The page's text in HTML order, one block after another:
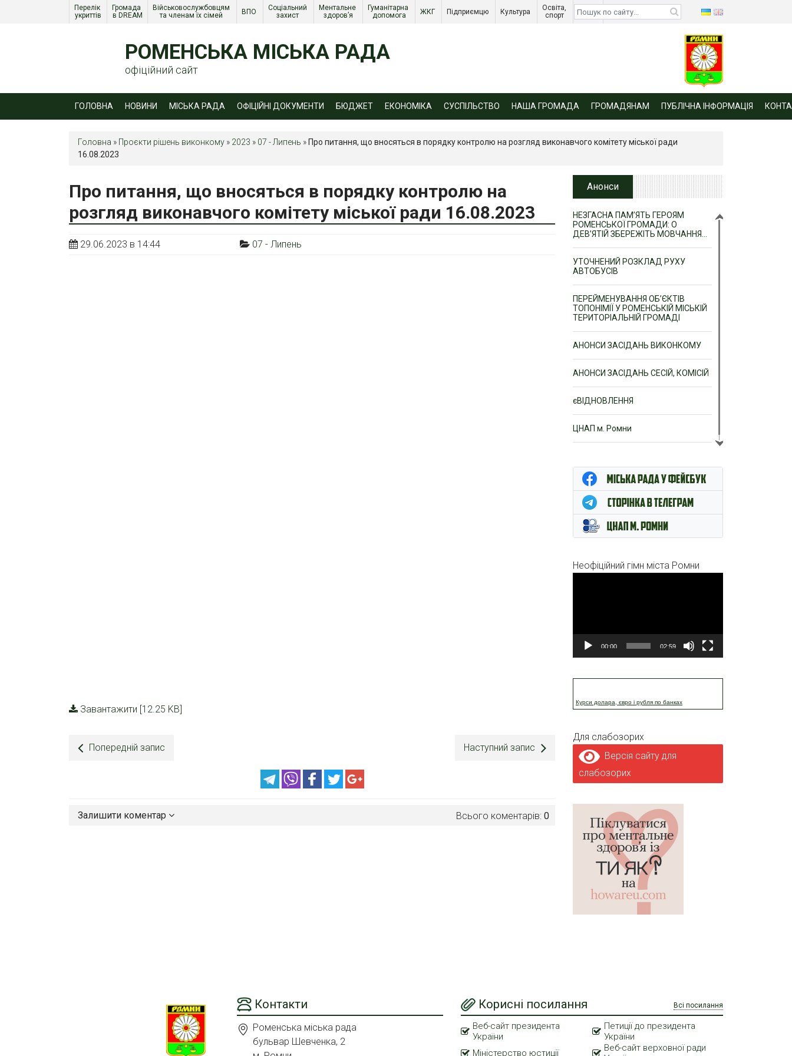
Перелік
укриттів
Громада
в DREAM
Військовослужбовцям
та членам їх сімей
ВПО
Соціальний
захист
Ментальне
здоров’я
Гуманітарна
допомога
ЖКГ Підприємцю Культура
Освіта,
спорт
Діти
війни
РОМЕНСЬКА МІСЬКА РАДА
офіційний сайт
ГОЛОВНА НОВИНИ МІСЬКА РАДА ОФІЦІЙНІ ДОКУМЕНТИ БЮДЖЕТ ЕКОНОМІКА СУСПІЛЬСТВО НАША ГРОМАДА ГРОМАДЯНАМ ПУБЛІЧНА ІНФОРМАЦІЯ
Головна » Проєкти рішень виконкому » 2023 » 07 - Липень » Про питання, що вносяться в порядку контролю на розгляд виконавчого комітету міської ради
16.08.2023
Про питання, що вносяться в порядку контролю на
розгляд виконавчого комітету міської ради 16.08.2023
29.06.2023 в 14:44 07 - Липень
Завантажити [12.25 KB]
Попередній запис Наступний запис
Всього коментарів: 0
Залишити коментар
Анонси
НЕЗГАСНА ПАМ’ЯТЬ ГЕРОЯМ
РОМЕНСЬКОЇ ГРОМАДИ: О
ДЕВ’ЯТІЙ ЗБЕРЕЖІТЬ МОВЧАННЯ…
УТОЧНЕНИЙ РОЗКЛАД РУХУ
АВТОБУСІВ
ПЕРЕЙМЕНУВАННЯ ОБ’ЄКТІВ
ТОПОНІМІЇ У РОМЕНСЬКІЙ МІСЬКІЙ
ТЕРИТОРІАЛЬНІЙ ГРОМАДІ
АНОНСИ ЗАСІДАНЬ ВИКОНКОМУ
АНОНСИ ЗАСІДАНЬ СЕСІЙ, КОМІСІЙ
єВІДНОВЛЕННЯ
ЦНАП м. Ромни
Неофіційний гімн міста Ромни
00:00 02:59
Курси долара, євро і рубля по банках
Для слабозорих
Версія сайту для
слабозорих
Контакти
Роменська міська рада
бульвар Шевченка, 2
Корисні посилання Всі посилання
Веб-сайт президента
України
Петиції до президента
України
Міністерство юстиції
Веб-сайт верховної ради